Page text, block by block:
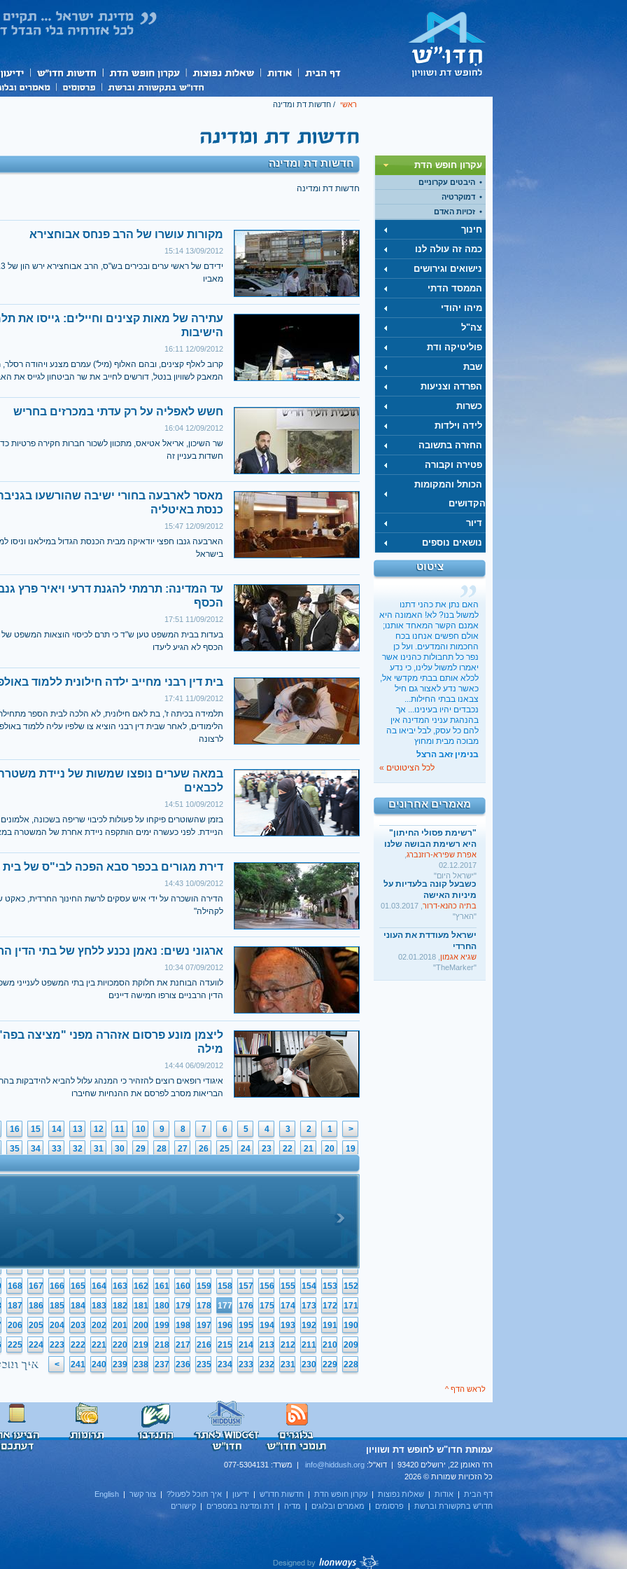
ראשי / חדשות דת ומדינה
עקרון חופש הדת
היבטים עקרוניים
דמוקרטיה
זכויות האדם
חינוך
כמה זה עולה לנו
נישואים וגירושים
הממסד הדתי
מיהו יהודי
צה"ל
פוליטיקה ודת
שבת
הפרדה וצניעות
כשרות
לידה וילדות
החזרה בתשובה
פטירה וקבורה
הכותל והמקומות
הקדושים
דיור
נושאים נוספים
ציטוט
האם נתן את כהני דתנו
למשול בנו? לא! האמונה היא
אמנם הקשר המאחד אותנו;
אולם חפשים אנחנו בכח
החכמות והמדעים. ועל כן
נפר כל תחבולות כהנינו אשר
יאמרו למשול עלינו, כי נדע
לכלא אותם בבתי מקדשי אל,
כאשר נדע לאצור גם חיל
צבאנו בבתי החילות...
נכבדים יהיו בעינינו... אך
בהנהגת עניני המדינה אין
להם כל עסק, לבל יביאו בה
מבוכה מבית ומחוץ
בנימין זאב הרצל
לכל הציטוטים »
מאמרים אחרונים
כשבעל קונה בלעדיות על
מיניות האישה
בתיה כהנא-דרור , 01.03.2017
"הארץ"
ישראל מעודדת את העוני
החרדי
שגיא אגמון , 02.01.2018
"TheMarker"
הבא מאבק דת
גלעד קריב, 09.01.2018
"הארץ"
"רשימת פסולי החיתון"
היא רשימת הבושה שלנו
אפרת שפירא-רוזנברג,
02.12.2017
"ישראל היום"
כשבעל קונה בלעדיות על
מיניות האישה
בתיה כהנא-דרור
"הארץ"
ישראל מעודדת את העוני
החרדי
שגיא אגמון
"TheMarker"
היו שלום מרכולים. ברוך
חדשות דת ומדינה
חדשות דת ומדינה
מקורות עושרו של הרב פנחס אבוחצירא
13/09/2012 15:14
מאביו
עתירה של מאות קצינים וחיילים: גייסו את
הישיבות
12/09/2012 16:11
קרוב לאלף קצינים, ובהם האלוף (מיל') עמרם מצנע ויהודה רסלר,
המאבק לשוויון בנטל, דורשים לחייב את שר הביטחון לגייס את
חשש לאפליה על רק עדתי במכרזים בחריש
12/09/2012 16:04
שר השיכון, אריאל אטיאס, מתכוון לשכור חברות חקירה פרטיות
חשדות בעניין זה
מאסר לארבעה בחורי ישיבה שהורשעו
כנסת באיטליה
12/09/2012 15:47
הארבעה גנבו חפצי יודאיקה מבית הכנסת הגדול במילאנו וניסו
בישראל
עד המדינה: תרמתי להגנת דרעי ויאיר פרץ
הכסף
11/09/2012 17:51
בעדות בבית המשפט טען ש"ד כי תרם לכיסוי הוצאות המשפט של
הכסף לא הגיע ליעדו
בית דין רבני מחייב ילדה חילונית ללמוד
11/09/2012 17:41
תלמידה בכיתה ז', בת לאם חילונית, לא הלכה לבית הספר
הלימודים, לאחר שבית דין רבני הוציא צו שלפיו עליה ללמוד
לרצונה
במאה שערים נופצו שמשות של ניידת
לכבאים
10/09/2012 14:51
בזמן שהשוטרים פיקחו על פעולות לכיבוי שריפה בשכונה,
הניידת. לפני כעשרה ימים הותקפה ניידת אחרת של המשטרה
דירת מגורים בכפר סבא הפכה לבי"ס של בית
10/09/2012 14:43
הדירה הושכרה על ידי איש עסקים לרשת החינוך החרדית, כאקט
לקהילה"
ארגוני נשים: נאמן נכנע ללחץ של בתי הדין
07/09/2012 10:34
לוועדה הבוחנת את חלוקת הסמכויות בין בתי המשפט לענייני
הדין הרבניים צורפו חמישה דיינים
ליצמן מונע פרסום אזהרה מפני "מציצה
מילה
06/09/2012 14:44
איגודי רופאים רוצים להזהיר כי המנהג עלול להביא להידבקות
הבריאות מסרב לפרסם את ההנחיות שחיברו
<
1
2
3
4
5
6
7
8
9
10
11
12
13
14
15
16
19
20
21
22
23
24
25
26
27
28
29
30
31
32
33
34
35
133
134
135
136
137
138
139
140
141
142
143
144
145
146
147
148
149
152
153
154
155
156
157
158
159
160
161
162
163
164
165
166
167
168
171
172
173
174
175
176
177
178
179
180
181
182
183
184
185
186
187
190
191
192
193
194
195
196
197
198
199
200
201
202
203
204
205
206
209
210
211
212
213
214
215
216
217
218
219
220
221
222
223
224
225
228
229
230
231
232
233
234
235
236
237
238
239
240
241
> איך
לראש הדף ^
עמותת חדו"ש לחופש דת ושוויון
רח' האומן 22, ירושלים 93420 | דוא''ל: info@hiddush.org | משרד: 077-5304131
כל הזכויות שמורות © 2026
דף הבית | אודות | שאלות נפוצות | עקרון חופש הדת | חדשות חדו''ש | ידיעון | איך תוכל לפעול? | צור קשר |
English
חדו"ש בתקשורת וברשת | פרסומים | מאמרים ובלוגים | מדיה | דת ומדינה במספרים | קישורים